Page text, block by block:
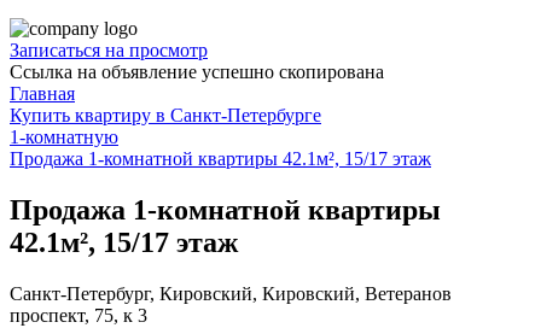
Записаться на просмотр
Ссылка на объявление успешно скопирована
Главная
Купить квартиру в Санкт-Петербурге
1-комнатную
Продажа 1-комнатной квартиры 42.1м², 15/17 этаж
Продажа 1-комнатной квартиры
42.1м², 15/17 этаж
Санкт-Петербург, Кировский, Кировский, Ветеранов
проспект, 75, к 3